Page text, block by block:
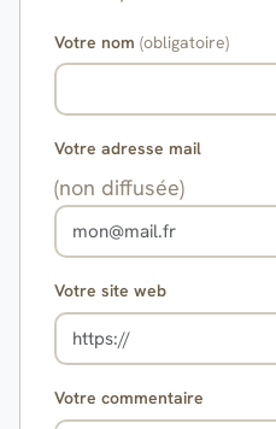
Votre nom (obligatoire)
Votre adresse mail
(non diffusée)
Votre site web
Votre commentaire